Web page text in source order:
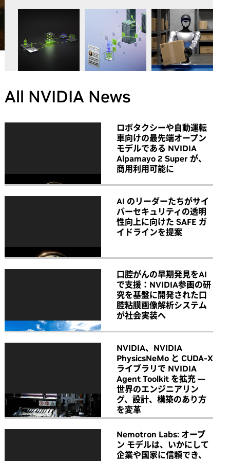
All NVIDIA News
ロボタクシーや自動運転
車向けの最先端オープン
モデルである NVIDIA
Alpamayo 2 Super が、
商用利用可能に
AI のリーダーたちがサイ
バーセキュリティの透明
性向上に向けた SAFE ガ
イドラインを提案
口腔がんの早期発見をAI
で支援：NVIDIA参画の研
究を基盤に開発された口
腔粘膜画像解析システム
が社会実装へ
NVIDIA、NVIDIA
PhysicsNeMo と CUDA-X
ライブラリで NVIDIA
Agent Toolkit を拡充 ―
世界のエンジニアリン
グ、設計、構築のあり方
を変革
Nemotron Labs: オープ
ン モデルは、いかにして
企業や国家に信頼でき、